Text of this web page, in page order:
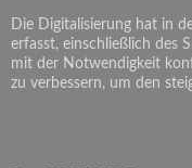
Die Digitalisierung hat in
erfasst, einschließlich des
mit der Notwendigkeit
zu verbessern, um den